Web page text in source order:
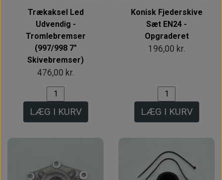
Trækaksel Led
Udvendig -
Tromlebremser
(997/998 7"
Skivebremser)
476,00 kr.
LÆG I KURV
Konisk Fjederskive
Sæt EN24 -
Opgraderet
196,00 kr.
LÆG I KURV